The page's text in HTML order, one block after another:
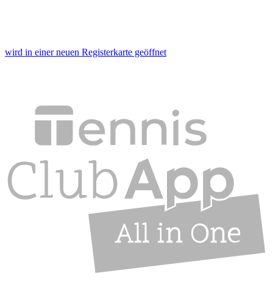
wird in einer neuen Registerkarte geöffnet